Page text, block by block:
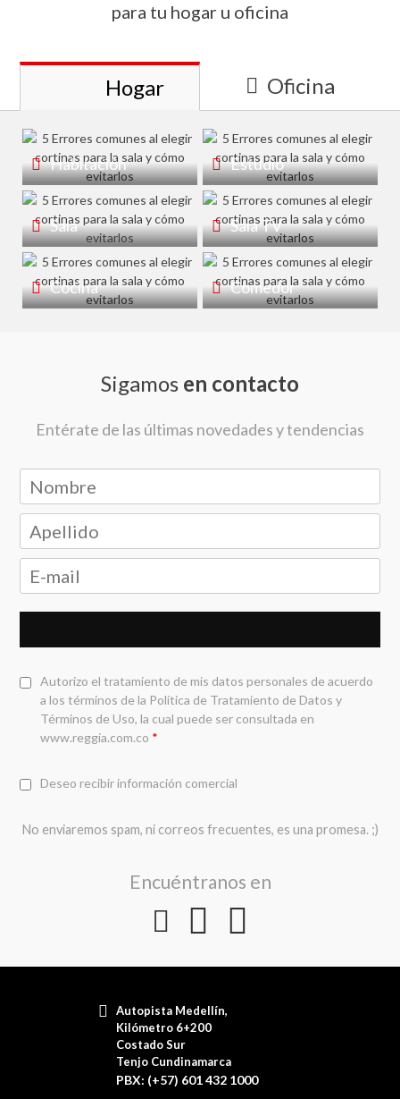
para tu hogar u oficina
Hogar Oficina
Habitación Estudio
Sala Sala TV
Cocina Comedor
Sigamos en contacto
Entérate de las últimas novedades y tendencias
Autorizo el tratamiento de mis datos personales de acuerdo
a los términos de la Política de Tratamiento de Datos y
Términos de Uso, la cual puede ser consultada en
www.reggia.com.co *
Deseo recibir información comercial
No enviaremos spam, ni correos frecuentes, es una promesa. ;)
Encuéntranos en
Autopista Medellín,
Kilómetro 6+200
Costado Sur
Tenjo Cundinamarca
PBX: (+57) 601 432 1000